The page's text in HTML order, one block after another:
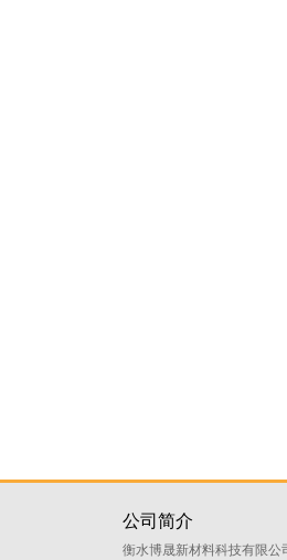
公司简介
衡水博晟新材料科技有限